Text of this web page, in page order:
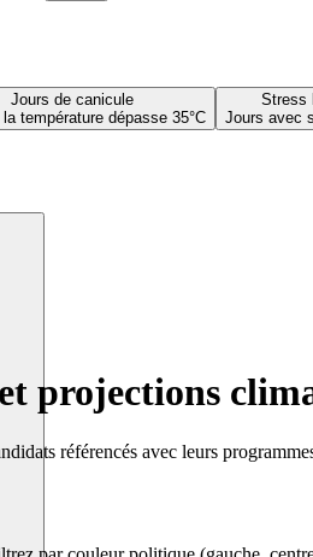
Jours de canicule
température dépasse 35°C
Stress
Jours avec
projections
référencés avec leurs